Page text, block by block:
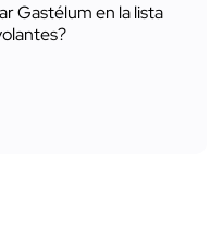
Gastélum en la lista